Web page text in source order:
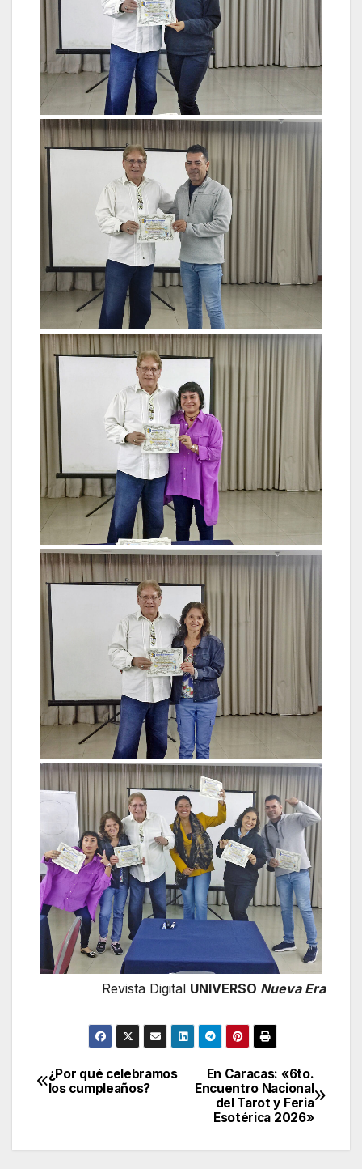
Revista Digital UNIVERSO Nueva Era
Navegación
entradas
En Caracas: «6to.
Encuentro Nacional
del Tarot y Feria
Esotérica 2026»
¿Por qué celebramos
los cumpleaños?